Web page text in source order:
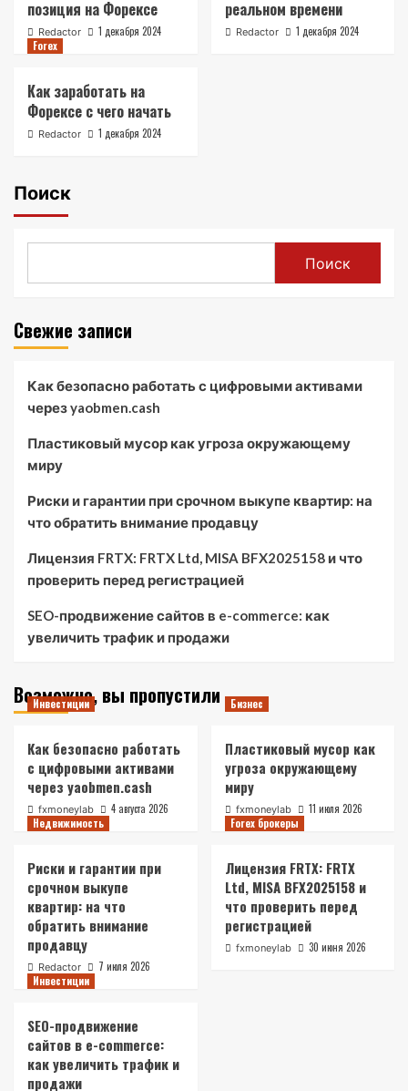
позиция на Форексе
Redactor 1 декабря 2024
реальном времени
Redactor
1 декабря 2024
Forex
Как заработать на
Форексе с чего начать
Redactor 1 декабря 2024
Поиск
Поиск
Свежие записи
Как безопасно работать с цифровыми активами
через yaobmen.cash
Пластиковый мусор как угроза окружающему
миру
Риски и гарантии при срочном выкупе квартир: на
что обратить внимание продавцу
Лицензия FRTX: FRTX Ltd, MISA BFX2025158 и что
проверить перед регистрацией
SEO-продвижение сайтов в e-commerce: как
увеличить трафик и продажи
Возможно, вы пропустили
Инвестиции
Как безопасно работать
с цифровыми активами
через yaobmen.cash
fxmoneylab 4 августа 2026
Бизнес
Пластиковый мусор как
угроза окружающему
миру
fxmoneylab
11 июля 2026
Недвижимость
Риски и гарантии при
срочном выкупе
квартир: на что
обратить внимание
продавцу
Redactor 7 июля 2026
Forex брокеры
Лицензия FRTX: FRTX
Ltd, MISA BFX2025158 и
что проверить перед
регистрацией
fxmoneylab 30 июня 2026
Инвестиции
SEO-продвижение
сайтов в e-commerce:
как увеличить трафик и
продажи